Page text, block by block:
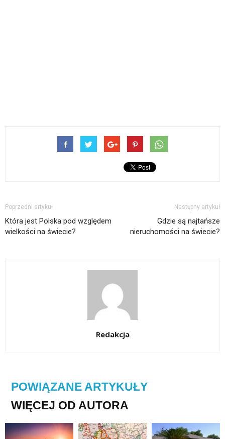
Poprzedni artykuł
Która jest Polska pod względem
wielkości na świecie?
Następny artykuł
Gdzie są najtańsze
nieruchomości na świecie?
Redakcja
POWIĄZANE ARTYKUŁY
WIĘCEJ OD AUTORA